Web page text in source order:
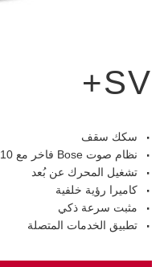
SV+
سكك سقف
نظام صوت Bose فاخر مع 10 سماعات
تشغيل المحرك عن بُعد
كاميرا رؤية خلفية
مثبت سرعة ذكي
تطبيق الخدمات المتصلة